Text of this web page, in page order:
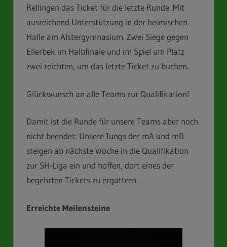
Rellingen das Ticket für die letzte Runde. Mit
ausreichend Unterstützung in der heimischen
Halle am Alstergymnasium. Zwei Siege gegen
Ellerbek im Halbfinale und im Spiel um Platz
zwei reichten, um das letzte Ticket zu buchen.
Glückwunsch an alle Teams zur Qualifikation!
Damit ist die Runde für unsere Teams aber noch
nicht beendet: Unsere Jungs der mA und mB
steigen ab nächste Woche in die Qualifikation
zur SH-Liga ein und hoffen, dort eines der
begehrten Tickets zu ergattern.
Erreichte Meilensteine